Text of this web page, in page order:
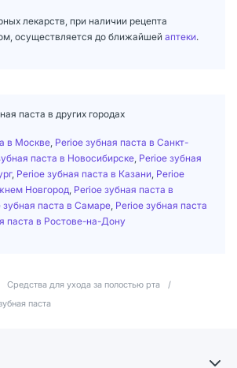
лекарств, при наличии рецепта
осуществляется до ближайшей аптеки.
паста в других городах
в Москве Perioe зубная паста в Санкт-
паста в Новосибирске Perioe зубная
, Perioe зубная паста в Казани Perioe
Новгород Perioe зубная паста в
зубная паста в Самаре Perioe зубная паста
паста в Ростове-на-Дону
Средства для ухода за полостью рта
/
паста